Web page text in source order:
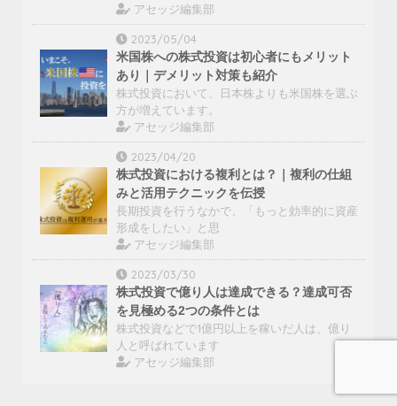
アセッジ編集部
2023/05/04
米国株への株式投資は初心者にもメリット
あり｜デメリット対策も紹介
株式投資において、日本株よりも米国株を選ぶ
方が増えています。
アセッジ編集部
2023/04/20
株式投資における複利とは？｜複利の仕組
みと活用テクニックを伝授
長期投資を行うなかで、「もっと効率的に資産
形成をしたい」と思
アセッジ編集部
2023/03/30
株式投資で億り人は達成できる？達成可否
を見極める2つの条件とは
株式投資などで1億円以上を稼いだ人は、億り
人と呼ばれています
アセッジ編集部